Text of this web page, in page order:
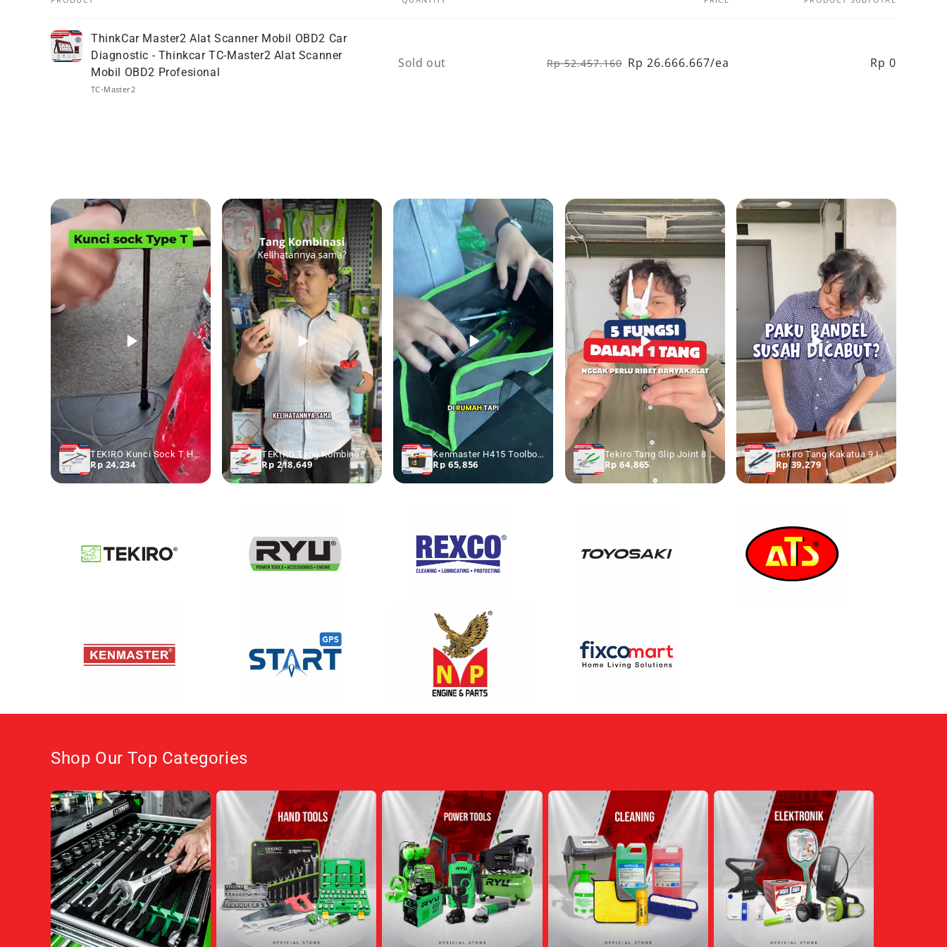
Your
cart
ThinkCar Master2 Alat Scanner Mobil OBD2 Car
Diagnostic - Thinkcar TC-Master2 Alat Scanner
Mobil OBD2 Profesional
TC-Master2
Quantity
Sold out Rp 52.457.160 Rp 26.666.667/ea Rp 0
TEKIRO Kunci Sock T Hitam 7 - 19 mm - Kunci Sok T Kunci Shock T
Rp 24,234
TEKIRO Tang Kombinasi Listrik 8 Inch Tang Elektrik
Rp 218,649
Kenmaster H415 Toolbox Besar Kotak Penyimpanan Perkakas
Rp 65,856
Tekiro Tang Slip Joint 8 Inch
Rp 64,865
Tekiro Tang Kakatua 9 Inch Tower Pincer Tang Burung
Rp 39,279
Shop Our Top Categories